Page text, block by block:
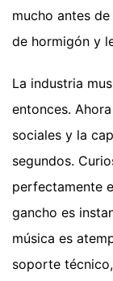
mucho antes
de hormigón y
La industria
entonces.
sociales y la
segundos.
perfectamente
gancho es
música es
soporte